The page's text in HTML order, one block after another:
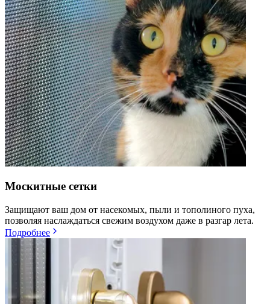
Москитные сетки
Защищают ваш дом от насекомых, пыли и тополиного пуха,
позволяя наслаждаться свежим воздухом даже в разгар лета.
Подробнее